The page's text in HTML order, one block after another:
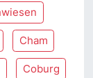
Cham
Coburg